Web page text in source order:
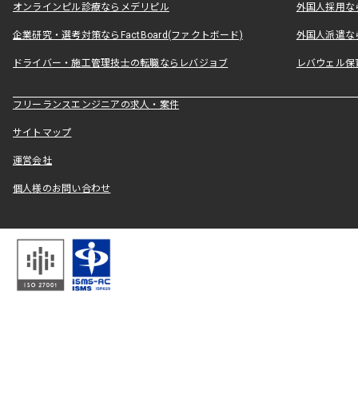
オンラインピル診療ならメデリピル 外国人採用
企業研究・選考対策ならFactBoard(ファクトボード) 外国人派遣な
ドライバー・施工管理技士の転職ならレバジョブ レバウェル
フリーランスエンジニアの求人・案件
サイトマップ
運営会社
個人様のお問い合わせ